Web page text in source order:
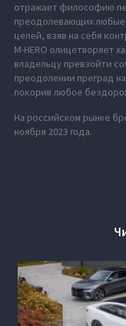
отражает философию
преодолевающих любые
целей, взяв на себя
M‑HERO олицетворяет
владельцу превзойти
преодолении преград
покорив любое
На российском рынке
ноября 2023 года.